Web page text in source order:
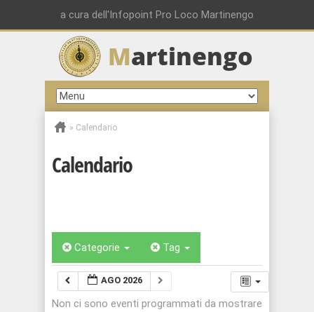
a cura dell'Infopoint Pro Loco Martinengo
Martinengo
» Calendario
Calendario
Categorie Tag
AGO 2026
Non ci sono eventi programmati da mostrare